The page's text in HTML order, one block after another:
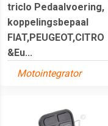
triclo Pedaalvoering,
koppelingsbepaal
FIAT,PEUGEOT,CITRO
&Eu...
Motointegrator